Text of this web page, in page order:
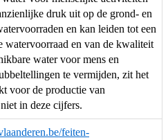
druk uit op de grond- en
en kan leiden tot een
watervoorraad en van de kwaliteit
water voor mens en
te vermijden, zit het
voor de productie van
in deze cijfers.
feiten-